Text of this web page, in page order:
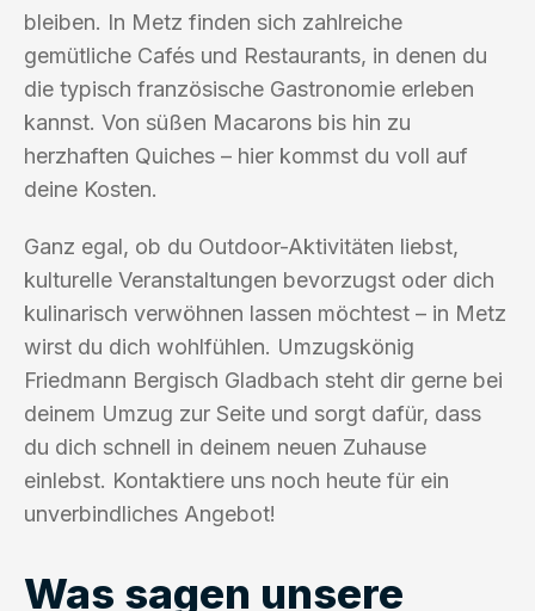
bleiben. In Metz finden sich zahlreiche
gemütliche Cafés und Restaurants, in denen du
die typisch französische Gastronomie erleben
kannst. Von süßen Macarons bis hin zu
herzhaften Quiches – hier kommst du voll auf
deine Kosten.
Ganz egal, ob du Outdoor-Aktivitäten liebst,
kulturelle Veranstaltungen bevorzugst oder dich
kulinarisch verwöhnen lassen möchtest – in Metz
wirst du dich wohlfühlen. Umzugskönig
Friedmann Bergisch Gladbach steht dir gerne bei
deinem Umzug zur Seite und sorgt dafür, dass
du dich schnell in deinem neuen Zuhause
einlebst. Kontaktiere uns noch heute für ein
unverbindliches Angebot!
Was sagen unsere